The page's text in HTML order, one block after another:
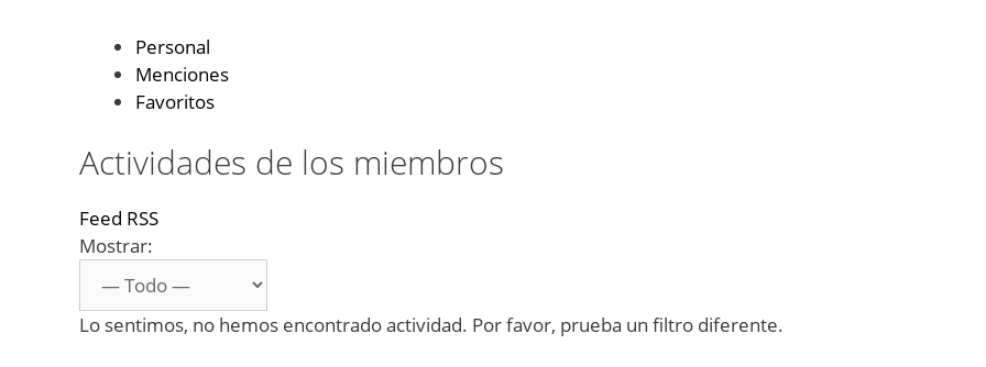
Personal
Menciones
Favoritos
Actividades de los miembros
Feed RSS
Mostrar:
Lo sentimos, no hemos encontrado actividad. Por favor, prueba un filtro diferente.